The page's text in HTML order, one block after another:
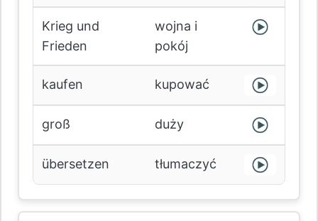
Krieg und
Frieden
wojna i
pokój
kaufen kupować
groß duży
übersetzen tłumaczyć